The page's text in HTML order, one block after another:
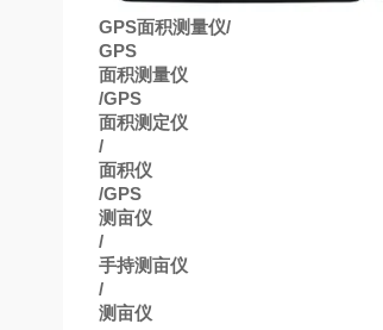
GPS面积测量仪/
GPS
面积测量仪
/GPS
面积测定仪
/
面积仪
/GPS
测亩仪
/
手持测亩仪
/
测亩仪